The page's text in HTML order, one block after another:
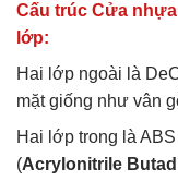
Cấu trúc Cửa
lớp:
Hai lớp ngoài là
mặt giống như vân
Hai lớp trong là
(Acrylonitrile